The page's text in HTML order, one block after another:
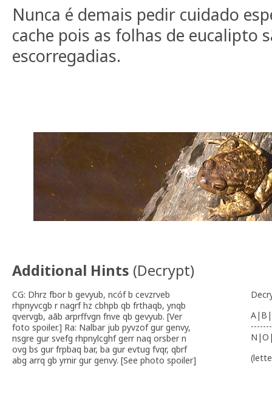
Nunca é demais pedir cuidado
cache pois as folhas de eucalipto
escorregadias.
Additional Hints (Decrypt)
CG: Dhrz fbor b gevyub, ncóf b cevzrveb
rhpnyvcgb r nagrf hz cbhpb qb frthaqb, ynqb
qvervgb, aãb arprffvgn fnve qb gevyub. [Ver
foto spoiler.] Ra: Nalbar jub pyvzof gur genvy,
nsgre gur svefg rhpnylcghf gerr naq orsber n
ovg bs gur frpbaq bar, ba gur evtug fvqr, qbrf
abg arrq gb yrnir gur genvy. [See photo spoiler]